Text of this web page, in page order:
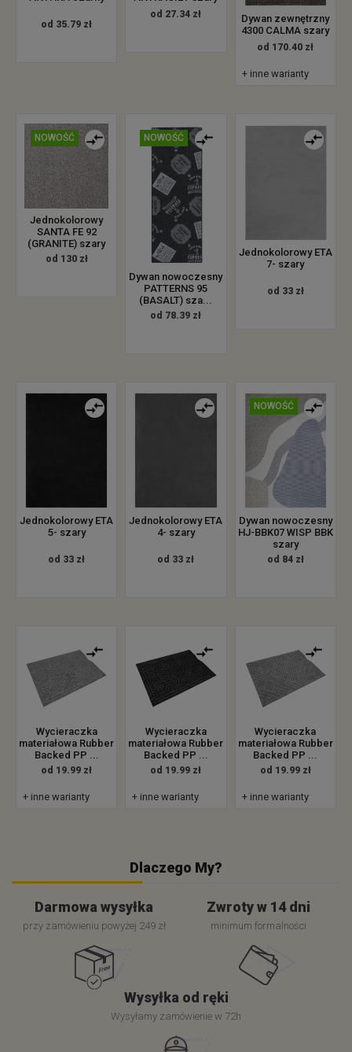
od 35.79 zł
od 27.34 zł
Dywan zewnętrzny
4300 CALMA szary
od 170.40 zł
+ inne warianty
NOWOŚĆ
Jednokolorowy
SANTA FE 92
(GRANITE) szary
od 130 zł
NOWOŚĆ
Dywan nowoczesny
PATTERNS 95
(BASALT) sza...
od 78.39 zł
Jednokolorowy ETA
7- szary
od 33 zł
Jednokolorowy ETA
5- szary
od 33 zł
Jednokolorowy ETA
4- szary
od 33 zł
NOWOŚĆ
Dywan nowoczesny
HJ-BBK07 WISP BBK
szary
od 84 zł
Wycieraczka
materiałowa Rubber
Backed PP ...
od 19.99 zł
+ inne warianty
Wycieraczka
materiałowa Rubber
Backed PP ...
od 19.99 zł
+ inne warianty
Wycieraczka
materiałowa Rubber
Backed PP ...
od 19.99 zł
+ inne warianty
Dlaczego My?
Darmowa wysyłka
przy zamówieniu powyżej 249 zł
Zwroty w 14 dni
minimum formalności
Wysyłka od ręki
Wysyłamy zamówienie w 72h